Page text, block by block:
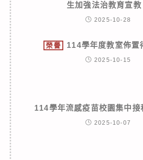
生加強法治教育宣教
2025-10-28
榮譽 114學年度教室佈置
2025-10-15
114學年流感疫苗校園集中接
2025-10-07